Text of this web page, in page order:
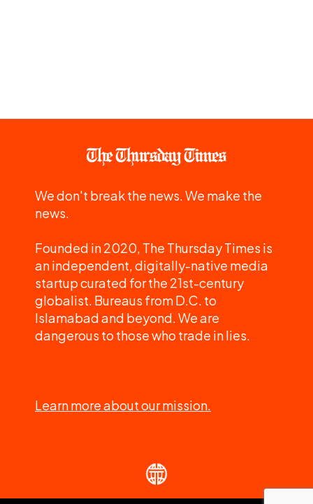
We don't break the news. We make the
news.
Founded in 2020, The Thursday Times is
an independent, digitally-native media
startup curated for the 21st-century
globalist. Bureaus from D.C. to
Islamabad and beyond. We are
dangerous to those who trade in lies.
Learn more about our mission.